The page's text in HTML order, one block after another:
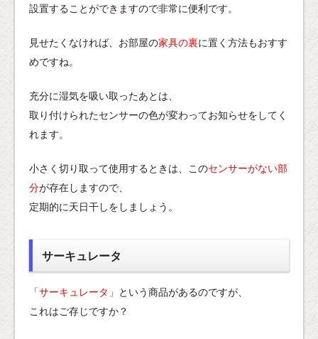
設置することができますので非常に便利です。
見せたくなければ、お部屋の家具の裏に置く方法もおすす
めですね。
充分に湿気を吸い取ったあとは、
取り付けられたセンサーの色が変わってお知らせをしてく
れます。
小さく切り取って使用するときは、このセンサーがない部
分が存在しますので、
定期的に天日干しをしましょう。
サーキュレータ
「サーキュレータ」
という商品があるのですが、
これはご存じですか？